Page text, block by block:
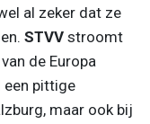
al zeker dat ze
STVV stroomt
de Europa
een pittige
maar ook bij